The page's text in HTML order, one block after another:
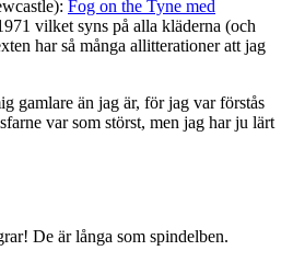
Fog on the Tyne med
vilket syns på alla kläderna (och
har så många allitterationer att jag
gamlare än jag är, för jag var förstås
var som störst, men jag har ju lärt
De är långa som spindelben.